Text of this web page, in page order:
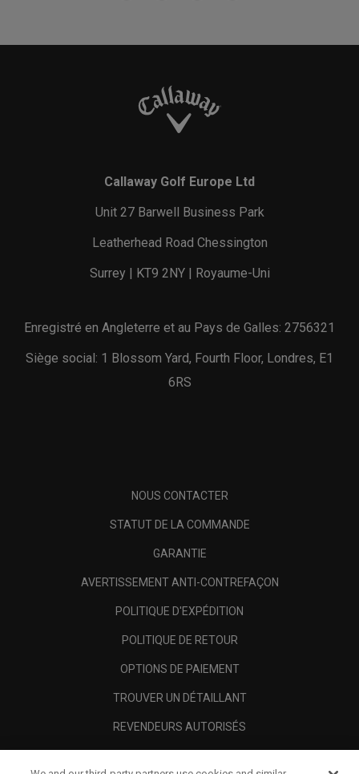
Callaway Golf Europe Ltd
Unit 27 Barwell Business Park
Leatherhead Road Chessington
Surrey | KT9 2NY | Royaume-Uni
Enregistré en Angleterre et au Pays de Galles: 2756321
Siège social: 1 Blossom Yard, Fourth Floor, Londres, E1
6RS
NOUS CONTACTER
STATUT DE LA COMMANDE
GARANTIE
AVERTISSEMENT ANTI-CONTREFAÇON
POLITIQUE D'EXPÉDITION
POLITIQUE DE RETOUR
OPTIONS DE PAIEMENT
TROUVER UN DÉTAILLANT
REVENDEURS AUTORISÉS